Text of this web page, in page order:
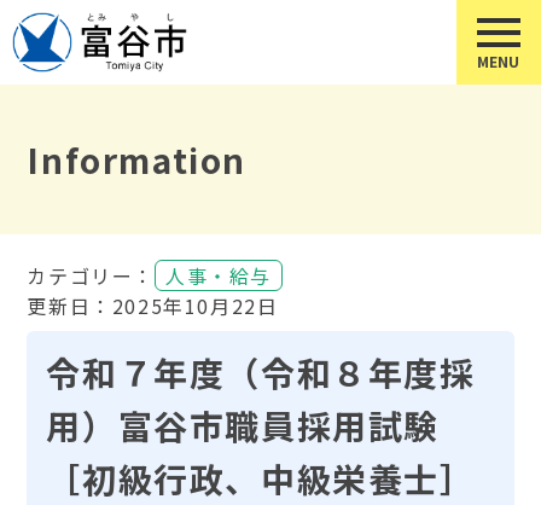
Information
カテゴリー：
人事・給与
更新日：2025年10月22日
令和７年度（令和８年度採
用）富谷市職員採用試験
［初級行政、中級栄養士］